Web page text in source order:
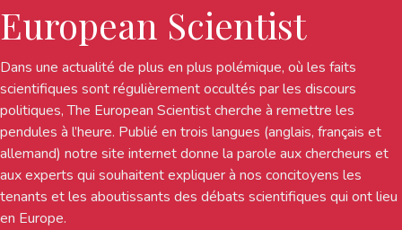
European Scientist
Dans une actualité de plus en plus polémique, où les faits
scientifiques sont régulièrement occultés par les discours
politiques, The European Scientist cherche à remettre les
pendules à l’heure. Publié en trois langues (anglais, français et
allemand) notre site internet donne la parole aux chercheurs et
aux experts qui souhaitent expliquer à nos concitoyens les
tenants et les aboutissants des débats scientifiques qui ont lieu
en Europe.